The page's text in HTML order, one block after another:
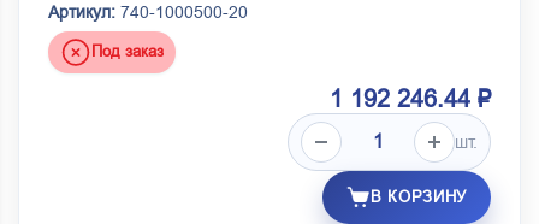
Артикул: 740-1000500-20
Под заказ
1 192 246.44 ₽
шт.
В КОРЗИНУ